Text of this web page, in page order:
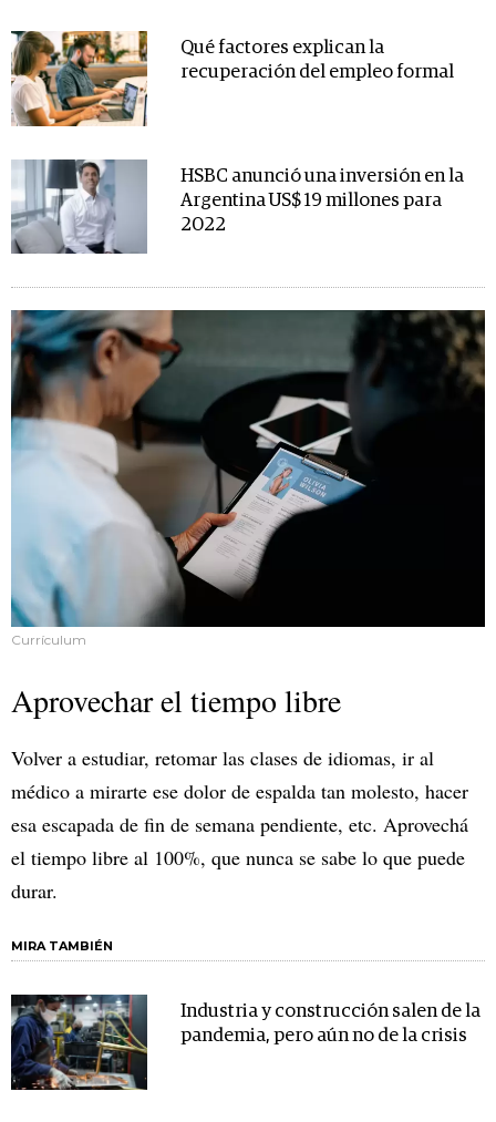
Qué factores explican la
recuperación del empleo formal
HSBC anunció una inversión en la
Argentina US$ 19 millones para
2022
Currículum
Aprovechar el tiempo libre
Volver a estudiar, retomar las clases de idiomas, ir al
médico a mirarte ese dolor de espalda tan molesto, hacer
esa escapada de fin de semana pendiente, etc. Aprovechá
el tiempo libre al 100%, que nunca se sabe lo que puede
durar.
MIRA TAMBIÉN
Industria y construcción salen de la
pandemia, pero aún no de la crisis